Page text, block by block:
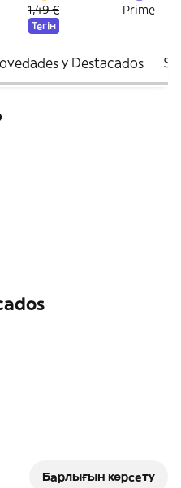
1,49 €
Тегін
Prime
y Destacados
Барлығын көрсету